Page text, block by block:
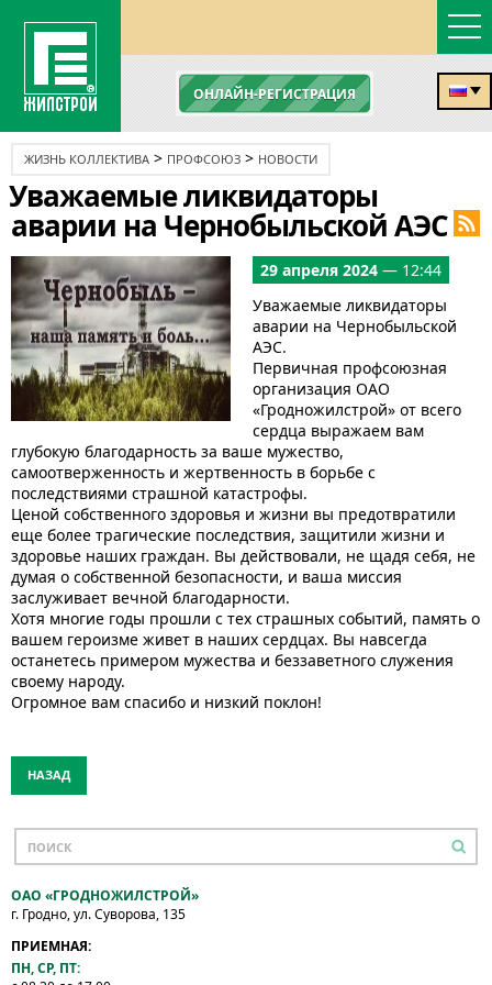
ОНЛАЙН-РЕГИСТРАЦИЯ
ЖИЗНЬ КОЛЛЕКТИВА > ПРОФСОЮЗ > НОВОСТИ
Уважаемые ликвидаторы
аварии на Чернобыльской АЭС
29 апреля 2024 — 12:44
Уважаемые ликвидаторы
аварии на Чернобыльской
АЭС.
Первичная профсоюзная
организация ОАО
«Гродножилстрой» от всего
сердца выражаем вам
глубокую благодарность за ваше мужество,
самоотверженность и жертвенность в борьбе с
последствиями страшной катастрофы.
Ценой собственного здоровья и жизни вы предотвратили
еще более трагические последствия, защитили жизни и
здоровье наших граждан. Вы действовали, не щадя себя, не
думая о собственной безопасности, и ваша миссия
заслуживает вечной благодарности.
Хотя многие годы прошли с тех страшных событий, память о
вашем героизме живет в наших сердцах. Вы навсегда
останетесь примером мужества и беззаветного служения
своему народу.
Огромное вам спасибо и низкий поклон!
НАЗАД
ОАО «ГРОДНОЖИЛСТРОЙ»
г. Гродно, ул. Суворова, 135
ПРИЕМНАЯ:
ПН, СР, ПТ: